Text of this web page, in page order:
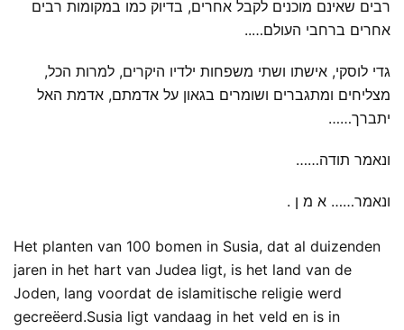
רבים שאינם מוכנים לקבל אחרים, בדיוק כמו במקומות רבים
אחרים ברחבי העולם…..
גדי לוסקי, אישתו ושתי משפחות ילדיו היקרים, למרות הכל,
מצליחים ומתגברים ושומרים בגאון על אדמתם, אדמת האל
יתברך……
ונאמר תודה……
ונאמר…… א מ ן .
Het planten van 100 bomen in Susia, dat al duizenden
jaren in het hart van Judea ligt, is het land van de
Joden, lang voordat de islamitische religie werd
gecreëerd.Susia ligt vandaag in het veld en is in